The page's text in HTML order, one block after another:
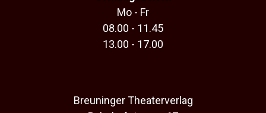
Mo - Fr
08.00 - 11.45
13.00 - 17.00
Breuninger Theaterverlag